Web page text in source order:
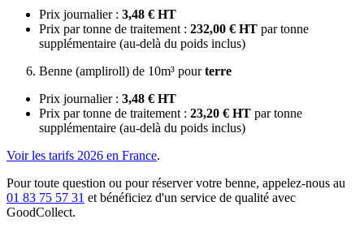
Prix journalier : 3,48 € HT
Prix par tonne de traitement : 232,00 € HT par tonne
supplémentaire (au-delà du poids inclus)
Benne (ampliroll) de 10m³ pourterre
Prix journalier : 3,48 € HT
Prix par tonne de traitement : 23,20 € HT par tonne
supplémentaire (au-delà du poids inclus)
Voir les tarifs 2026 en France.
Pour toute question ou pour réserver votre benne, appelez-nous au
01 83 75 57 31 et bénéficiez d'un service de qualité avec
GoodCollect.